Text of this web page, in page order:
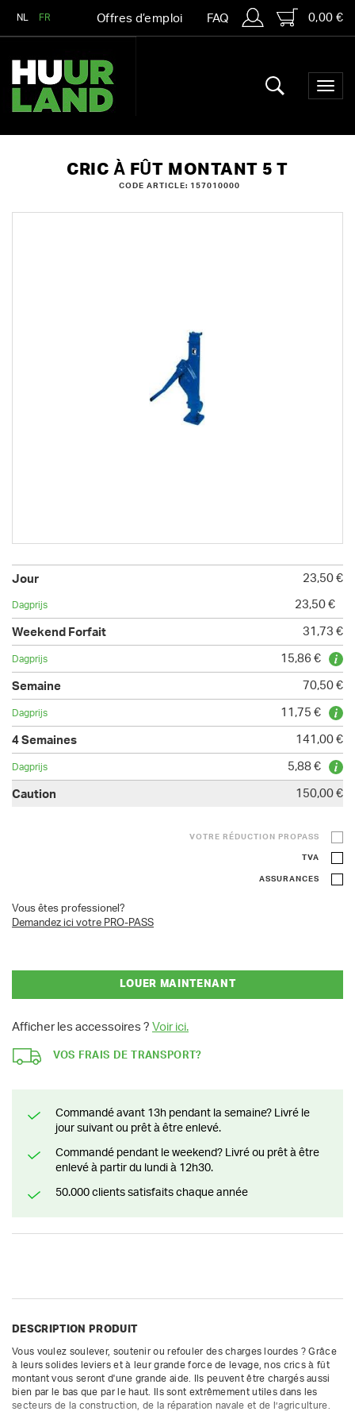
NL FR Offres d’emploi FAQ 0,00 €
CRIC À FÛT MONTANT 5 T
CODE ARTICLE: 157010000
23,50 €
23,50 €
31,73 €
15,86 €
70,50 €
11,75 €
141,00 €
5,88 €
150,00 €
VOTRE RÉDUCTION PROPASS
TVA
ASSURANCES
Vous êtes professionel?
Demandez ici votre PRO-PASS
LOUER MAINTENANT
Afficher les accessoires ? Voir ici.
VOS FRAIS DE TRANSPORT?
Commandé avant 13h pendant la semaine? Livré le
jour suivant ou prêt à être enlevé.
Commandé pendant le weekend? Livré ou prêt à être
enlevé à partir du lundi à 12h30.
50.000 clients satisfaits chaque année
DESCRIPTION PRODUIT
Vous voulez soulever, soutenir ou refouler des charges lourdes ? Grâce
à leurs solides leviers et à leur grande force de levage, nos crics à fût
montant vous seront d'une grande aide. Ils peuvent être chargés aussi
bien par le bas que par le haut. Ils sont extrêmement utiles dans les
secteurs de la construction, de la réparation navale et de l’agriculture.